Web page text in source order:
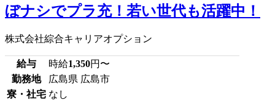
ぼナシでプラ充！若い世代も活躍中！
株式会社綜合キャリアオプション
給与 時給1,350円〜
勤務地
広島県 広島市
寮・社宅 なし